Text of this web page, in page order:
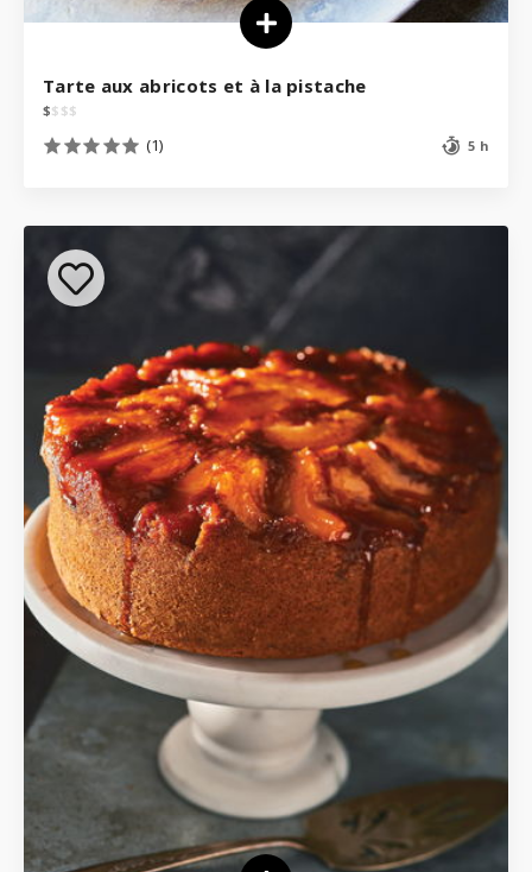
Tarte aux abricots et à la pistache
$$ $$
(1) 5 h